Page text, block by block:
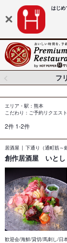
はじめ
フ
エリア・駅：熊本
こだわり：ご予約リクエス
2件 1-2件
居酒屋 下通り（通町筋～
創作居酒屋 いとし
歓迎会/海鮮/貸切/馬刺し/日